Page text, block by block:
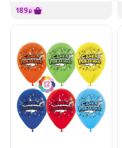
189₽